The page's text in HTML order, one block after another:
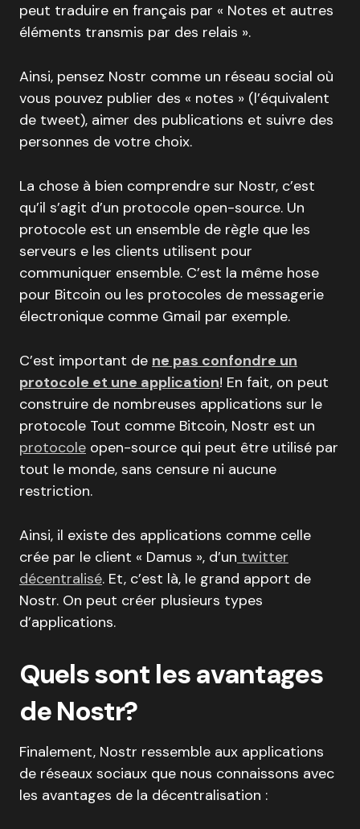
peut traduire en français par « Notes et autres
éléments transmis par des relais ».
Ainsi, pensez Nostr comme un réseau social où
vous pouvez publier des « notes » (l’équivalent
de tweet), aimer des publications et suivre des
personnes de votre choix.
La chose à bien comprendre sur Nostr, c’est
qu’il s’agit d’un protocole open-source. Un
protocole est un ensemble de règle que les
serveurs e les clients utilisent pour
communiquer ensemble. C’est la même hose
pour Bitcoin ou les protocoles de messagerie
électronique comme Gmail par exemple.
C’est important de ne pas confondre un
protocole et une application! En fait, on peut
construire de nombreuses applications sur le
protocole Tout comme Bitcoin, Nostr est un
protocole open-source qui peut être utilisé par
tout le monde, sans censure ni aucune
restriction.
Ainsi, il existe des applications comme celle
crée par le client « Damus », d’un twitter
décentralisé. Et, c’est là, le grand apport de
Nostr. On peut créer plusieurs types
d’applications.
Quels sont les avantages
de Nostr?
Finalement, Nostr ressemble aux applications
de réseaux sociaux que nous connaissons avec
les avantages de la décentralisation :